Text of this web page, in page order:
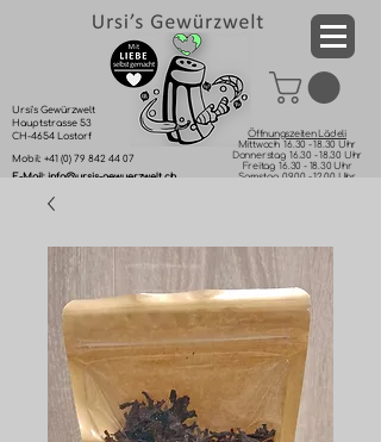
Öffnungszeiten Lädeli
Mittwoch16.30 - 18.30 Uhr
Donnerstag16.30 - 18.30 Uhr
Freitag16.30 - 18.30 Uhr
Samstag 09.00 - 12.00Uhr
Ursi's Gewürzwelt
Hauptstrasse 53
CH-4654 Lostorf
​Mobil: +41 (0) 79 842 44 07
E-Mail: info@ursis-gewuerzwelt.ch